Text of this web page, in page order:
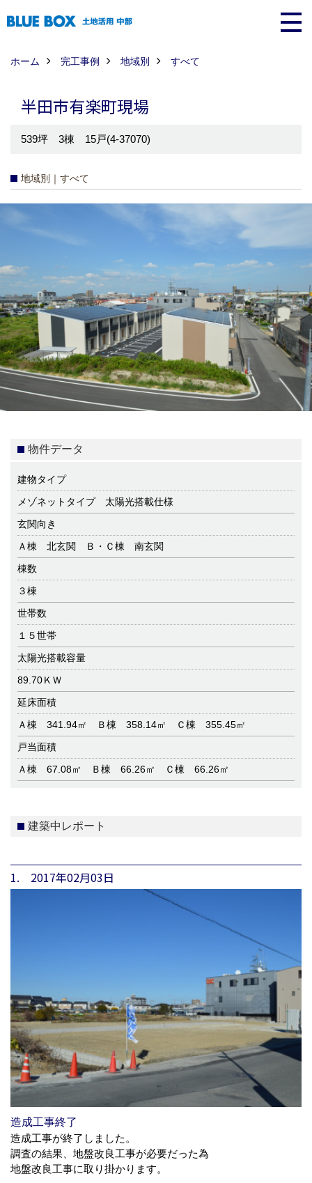
ホーム 完工事例 地域別 すべて
半田市有楽町現場
539坪 3棟 15戸(4-37070)
地域別｜すべて
物件データ
建物タイプ
メゾネットタイプ 太陽光搭載仕様
玄関向き
Ａ棟 北玄関 Ｂ・Ｃ棟 南玄関
棟数
３棟
世帯数
１５世帯
太陽光搭載容量
89.70ＫＷ
延床面積
Ａ棟 341.94㎡ Ｂ棟 358.14㎡ Ｃ棟 355.45㎡
戸当面積
Ａ棟 67.08㎡ Ｂ棟 66.26㎡ Ｃ棟 66.26㎡
建築中レポート
1. 2017年02月03日
造成工事終了
造成工事が終了しました。
調査の結果、地盤改良工事が必要だった為
地盤改良工事に取り掛かります。